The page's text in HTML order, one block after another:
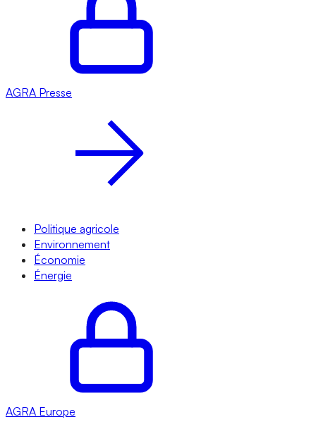
AGRA Presse
Politique agricole
Environnement
Économie
Énergie
AGRA Europe